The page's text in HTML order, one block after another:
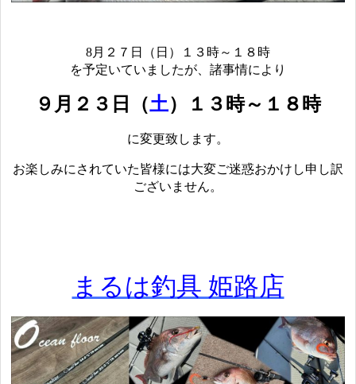
8月２７ 日（日 ）
１３時～１８時
を予定いていましたが、諸事情により
９月２３日（土）１３時～１８時
に変更致します。
お楽しみにされていた皆様には大変ご迷惑おかけし申し訳
ございません。
まるは釣具 姫路店